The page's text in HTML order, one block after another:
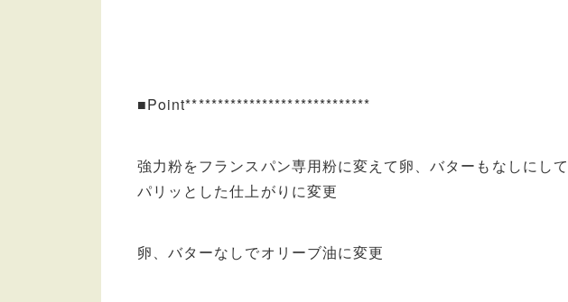
■Point*****************************
強力粉をフランスパン専用粉に変えて卵、バターもなしにして
パリッとした仕上がりに変更
卵、バターなしでオリーブ油に変更